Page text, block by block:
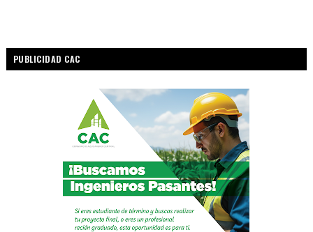
PUBLICIDAD CAC